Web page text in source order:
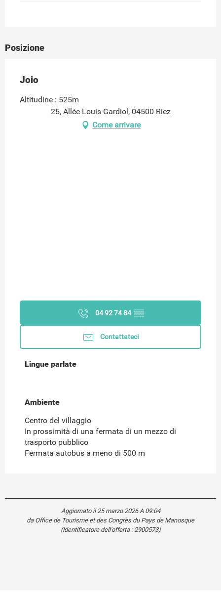
Posizione
Joio
Altitudine : 525m
25, Allée Louis Gardiol, 04500 Riez
Come arrivare
04 92 74 84 ▒▒
Contattateci
Lingue parlate
Lingue parlate
Ambiente
Ambiente
Centro del villaggio
In prossimità di una fermata di un mezzo di
trasporto pubblico
Fermata autobus a meno di 500 m
Aggiornato il 25 marzo 2026 A 09:04
da Office de Tourisme et des Congrès du Pays de Manosque
(Identificatore dell'offerta : 2900573)